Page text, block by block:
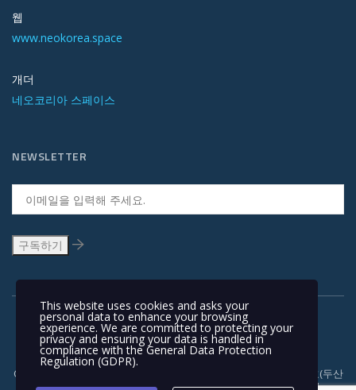
웹
www.neokorea.space
개더
네오코리아 스페이스
NEWSLETTER
Copyright © 1991-2018 | 경기도 안양시 흥안대로 415, 서관 1110호(두산
벤처다임) 우: 14059 | T +82-31-478-5434 | F +82-31-478-5437 |
This website uses cookies and asks your
personal data to enhance your browsing
experience. We are committed to protecting your
privacy and ensuring your data is handled in
compliance with theGeneral Data Protection
Regulation (GDPR).